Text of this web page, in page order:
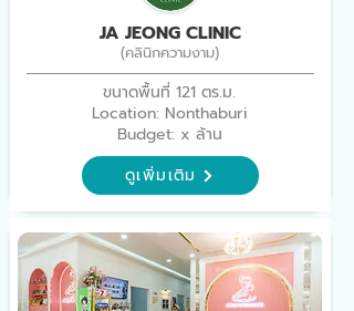
JA JEONG CLINIC
(คลินิกความงาม)
ขนาดพื้นที่ 121 ตร.ม.
Location: Nonthaburi
Budget: x ล้าน
ดูเพิ่มเติม